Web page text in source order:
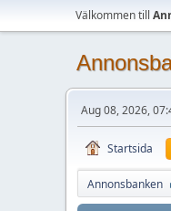
Välkommen till
Aug 08, 2026,
Startsida
Annonsbanken